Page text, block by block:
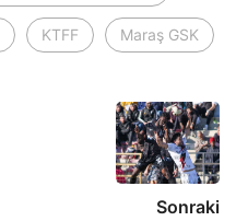
KTFF Maraş GSK
Sonraki